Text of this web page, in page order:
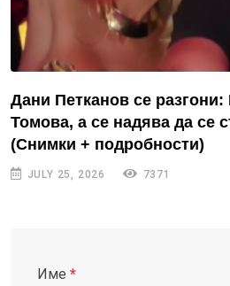
Дани Петканов се разгони:
Томова, а се надява да се
(Снимки + подробности)
JULY 25, 2026 7371
Име *